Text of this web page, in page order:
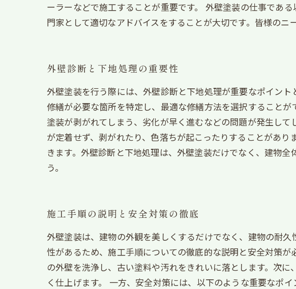
ーラーなどで施工することが重要です。 外壁塗装の仕事であ
門家として適切なアドバイスをすることが大切です。皆様のニ
外壁診断と下地処理の重要性
外壁塗装を行う際には、外壁診断と下地処理が重要なポイン
修繕が必要な箇所を特定し、最適な修繕方法を選択すること
塗装が剥がれてしまう、劣化が早く進むなどの問題が発生し
が定着せず、剥がれたり、色落ちが起こったりすることがあ
きます。外壁診断と下地処理は、外壁塗装だけでなく、建物
う。
施工手順の説明と安全対策の徹底
外壁塗装は、建物の外観を美しくするだけでなく、建物の耐
性があるため、施工手順についての徹底的な説明と安全対策
の外壁を洗浄し、古い塗料や汚れをきれいに落とします。次
く仕上げます。 一方、安全対策には、以下のような重要なポ